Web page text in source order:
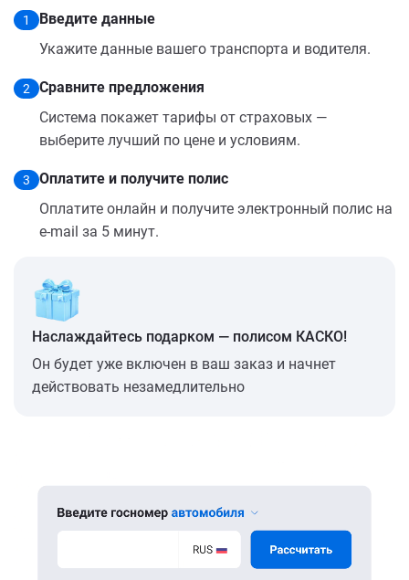
1
Введите данные
Укажите данные вашего транспорта и водителя.
2
Сравните предложения
Система покажет тарифы от страховых —
выберите лучший по цене и условиям.
3
Оплатите и получите полис
Оплатите онлайн и получите электронный полис на
e-mail за 5 минут.
Наслаждайтесь подарком — полисом КАСКО!
Он будет уже включен в ваш заказ и начнет
действовать незамедлительно